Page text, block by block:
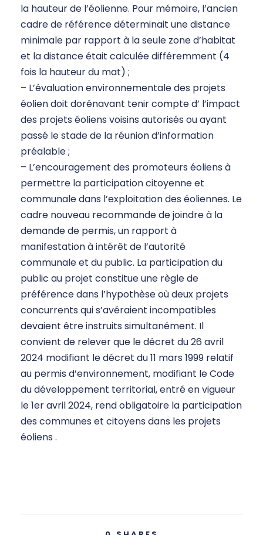
la hauteur de l’éolienne. Pour mémoire, l’ancien
cadre de référence déterminait une distance
minimale par rapport à la seule zone d’habitat
et la distance était calculée différemment (4
fois la hauteur du mat) ;
– L’évaluation environnementale des projets
éolien doit dorénavant tenir compte d’ l’impact
des projets éoliens voisins autorisés ou ayant
passé le stade de la réunion d’information
préalable ;
– L’encouragement des promoteurs éoliens à
permettre la participation citoyenne et
communale dans l’exploitation des éoliennes. Le
cadre nouveau recommande de joindre à la
demande de permis, un rapport à
manifestation à intérêt de l’autorité
communale et du public. La participation du
public au projet constitue une règle de
préférence dans l’hypothèse où deux projets
concurrents qui s’avéraient incompatibles
devaient être instruits simultanément. Il
convient de relever que le décret du 26 avril
2024 modifiant le décret du 11 mars 1999 relatif
au permis d’environnement, modifiant le Code
du développement territorial, entré en vigueur
le 1er avril 2024, rend obligatoire la participation
des communes et citoyens dans les projets
éoliens .